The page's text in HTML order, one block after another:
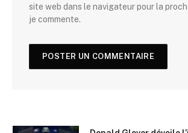
site web dans le navigateur pour la
je commente.